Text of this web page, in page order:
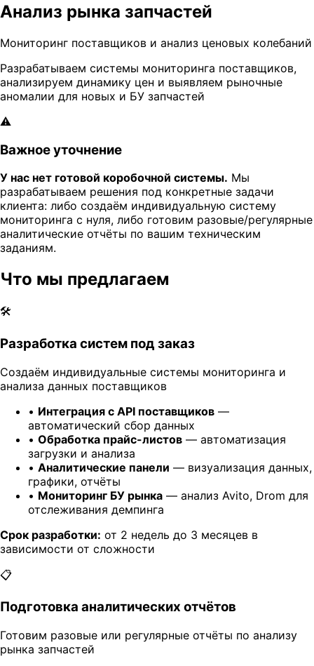
Анализ рынка запчастей
Мониторинг поставщиков и анализ ценовых колебаний
Разрабатываем системы мониторинга поставщиков,
анализируем динамику цен и выявляем рыночные
аномалии для новых и БУ запчастей
⚠️
Важное уточнение
У нас нет готовой коробочной системы. Мы
разрабатываем решения под конкретные задачи
клиента: либо создаём индивидуальную систему
мониторинга с нуля, либо готовим разовые/регулярные
аналитические отчёты по вашим техническим
заданиям.
Что мы предлагаем
🛠️
Разработка систем под заказ
Создаём индивидуальные системы мониторинга и
анализа данных поставщиков
• Интеграция с API поставщиков —
автоматический сбор данных
• Обработка прайс-листов — автоматизация
загрузки и анализа
• Аналитические панели — визуализация данных,
графики, отчёты
• Мониторинг БУ рынка — анализ Avito, Drom для
отслеживания демпинга
Срок разработки: от 2 недель до 3 месяцев в
зависимости от сложности
📋
Подготовка аналитических отчётов
Готовим разовые или регулярные отчёты по анализу
рынка запчастей